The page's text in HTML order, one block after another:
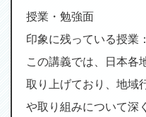
授業・勉強面
印象に残っている授業
この講義では、日本各
取り上げており、地域
や取り組みについて深